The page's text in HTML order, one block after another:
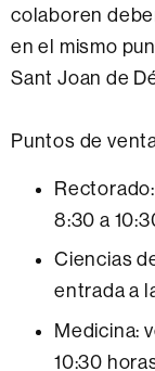
colaboren
en el mismo
Sant Joan de
Puntos de
8:30 a
Ciencias
entrada a
Medicina:
10:30